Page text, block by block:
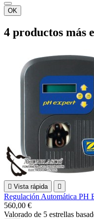
OK
4 productos más
 Vista rápida 
Regulación Automática PH
560,00 €
Valorado de 5 estrellas